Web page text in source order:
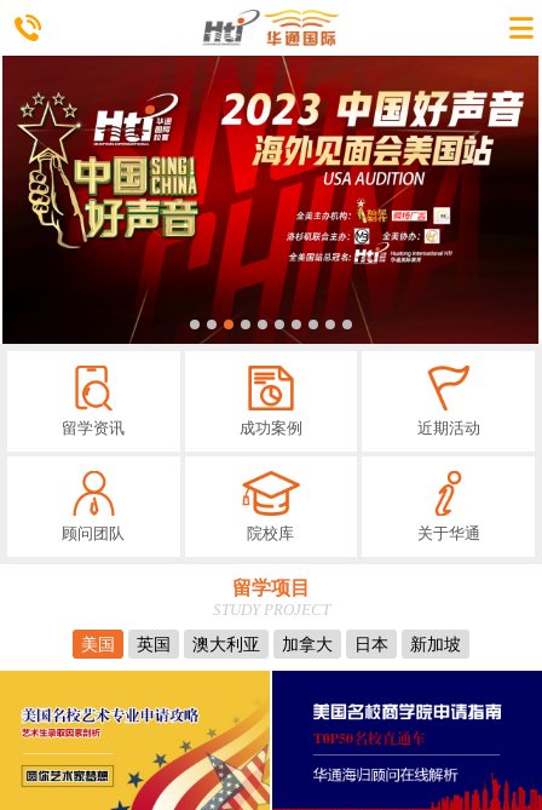
留学资讯 成功案例 近期活动
顾问团队 院校库 关于华通
留学项目
STUDY PROJECT
美国
英国 澳大利亚 加拿大 日本 新加坡